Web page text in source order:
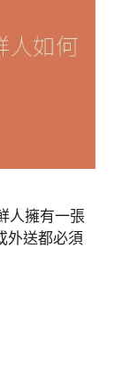
人擁有一張
外送都必須